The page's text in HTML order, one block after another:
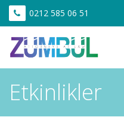
0212 585 06 51
Etkinlikler